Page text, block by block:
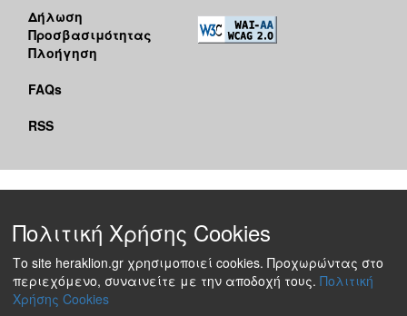
Δήλωση
Προσβασιμότητας
Πλοήγηση
FAQs
RSS
Πολιτική Χρήσης Cookies
Το site heraklion.gr χρησιμοποιεί cookies. Προχωρώντας στο
περιεχόμενο, συναινείτε με την αποδοχή τους. Πολιτική
Χρήσης Cookies